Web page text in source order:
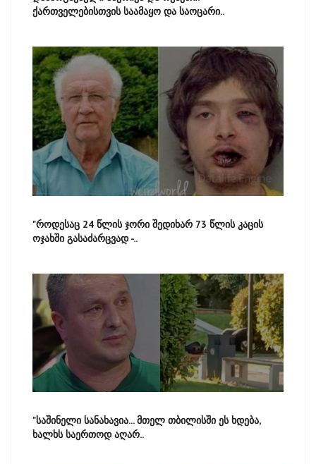
ქართველებისთვის საამაყო და საოცარი..
"როდესაც 24 წლის ჯორი შედიხარ 73 წლის კაცის
ოჯახში გასაძარცვად -..
"საშინელი სანახავია... მთელ თბილისში ეს ხდება,
ხალხს საერთოდ აღარ..